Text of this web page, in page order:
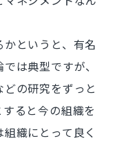
というと、有名
は典型ですが、
の研究をずっと
ると今の組織を
織にとって良く